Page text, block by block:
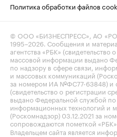
Политика обработки файлов
© ООО «БИЗНЕСПРЕСС», АО
1995–2026 . Сообщения и
агентства «РБК» (свидетельство
массовой информации выдано
по надзору в сфере связи,
и массовых коммуникаций
за номером ИА №ФС77-63848) и
(свидетельство о регистрации
выдано Федеральной службой по
информационных технологий и
(Роскомнадзор) 03.12.2021 за
сопровождаются пометкой «РБК».
Владельцем сайта является